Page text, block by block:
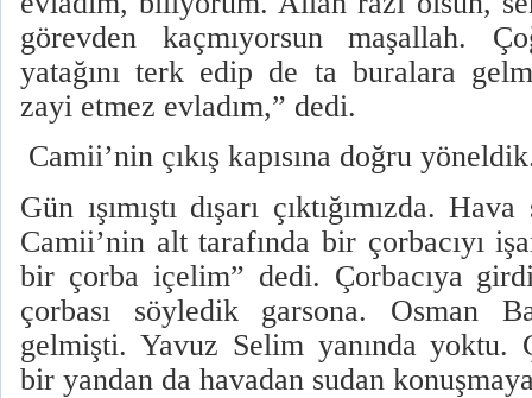
görevden kaçmıyorsun maşallah.
yatağını terk edip de ta buralara
zayi etmez evladım,” dedi.
Camii’nin çıkış kapısına doğru
Gün ışımıştı dışarı çıktığımızda.
Camii’nin alt tarafında bir çorbacıyı
bir çorba içelim” dedi. Çorbacıya
çorbası söyledik garsona. Osman
gelmişti. Yavuz Selim yanında yoktu.
bir yandan da havadan sudan